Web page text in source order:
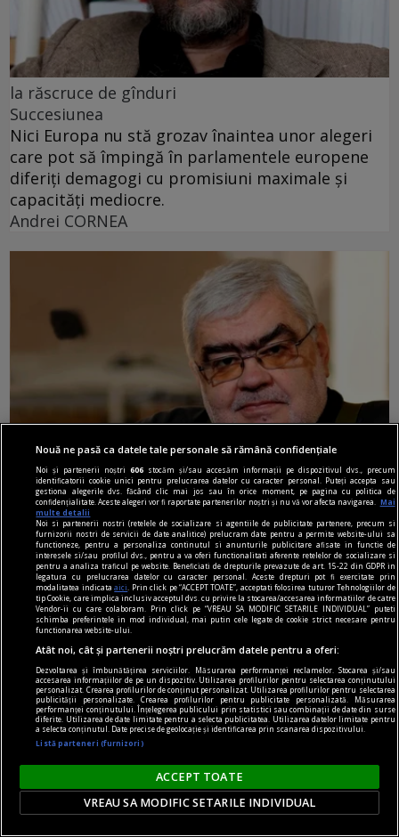
la răscruce de gînduri
Succesiunea
Nici Europa nu stă grozav înaintea unor alegeri
care pot să împingă în parlamentele europene
diferiți demagogi cu promisiuni maximale și
capacități mediocre.
Andrei CORNEA
nici așa, nici altminteri
Cum trebuie să fie un președinte
Nu cred în nici o campanie electorală construită
pe negativitate, pe agresiune, pe obsesii strict
individuale.
Andrei PLEŞU
Nouă ne pasă ca datele tale personale să rămână confidențiale
Noi și partenerii noștri606 stocăm și/sau accesăm informații pe dispozitivul dvs., precum
identificatorii cookie unici pentru prelucrarea datelor cu caracter personal. Puteți accepta sau
gestiona alegerile dvs. făcând clic mai jos sau în orice moment, pe pagina cu politica de
confidențialitate. Aceste alegeri vor fi raportate partenerilor noștri și nu vă vor afecta navigarea.
Mai
multe detalii
Noi si partenerii nostri (retelele de socializare si agentiile de publicitate partenere, precum si
furnizorii nostri de servicii de date analitice) prelucram date pentru a permite website-ului sa
functioneze, pentru a personaliza continutul si anunturile publicitare afisate in functie de
interesele si/sau profilul dvs., pentru a va oferi functionalitati aferente retelelor de socializare si
pentru a analiza traficul pe website. Beneficiati de drepturile prevazute de art. 15-22 din GDPR in
legatura cu prelucrarea datelor cu caracter personal. Aceste drepturi pot fi exercitate prin
modalitatea indicataaici
. Prin click pe “ACCEPT TOATE”, acceptati folosirea tuturor Tehnologiilor de
tip Cookie, care implica inclusiv acceptul dvs. cu privire la stocarea/accesarea informatiilor de catre
Vendor-ii cu care colaboram. Prin click pe “VREAU SA MODIFIC SETARILE INDIVIDUAL” puteti
schimba preferintele in mod individual, mai putin cele legate de cookie strict necesare pentru
functionarea website-ului.
Atât noi, cât și partenerii noștri prelucrăm datele pentru a oferi:
Dezvoltarea și îmbunătățirea serviciilor. Măsurarea performanței reclamelor. Stocarea și/sau
accesarea informațiilor de pe un dispozitiv. Utilizarea profilurilor pentru selectarea conținutului
personalizat. Crearea profilurilor de conținut personalizat. Utilizarea profilurilor pentru selectarea
publicității personalizate. Crearea profilurilor pentru publicitate personalizată. Măsurarea
performanței conținutului. Înțelegerea publicului prin statistici sau combinații de date din surse
diferite. Utilizarea de date limitate pentru a selecta publicitatea. Utilizarea datelor limitate pentru
a selecta conținutul. Date precise de geolocație și identificarea prin scanarea dispozitivului.
Listă parteneri (furnizori)
ACCEPT TOATE
VREAU SA MODIFIC SETARILE INDIVIDUAL